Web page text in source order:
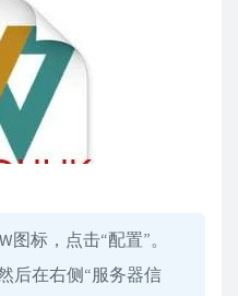
图标，点击“配置”。
后在右侧“服务器信